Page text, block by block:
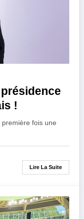
!
première fois une
Lire La Suite